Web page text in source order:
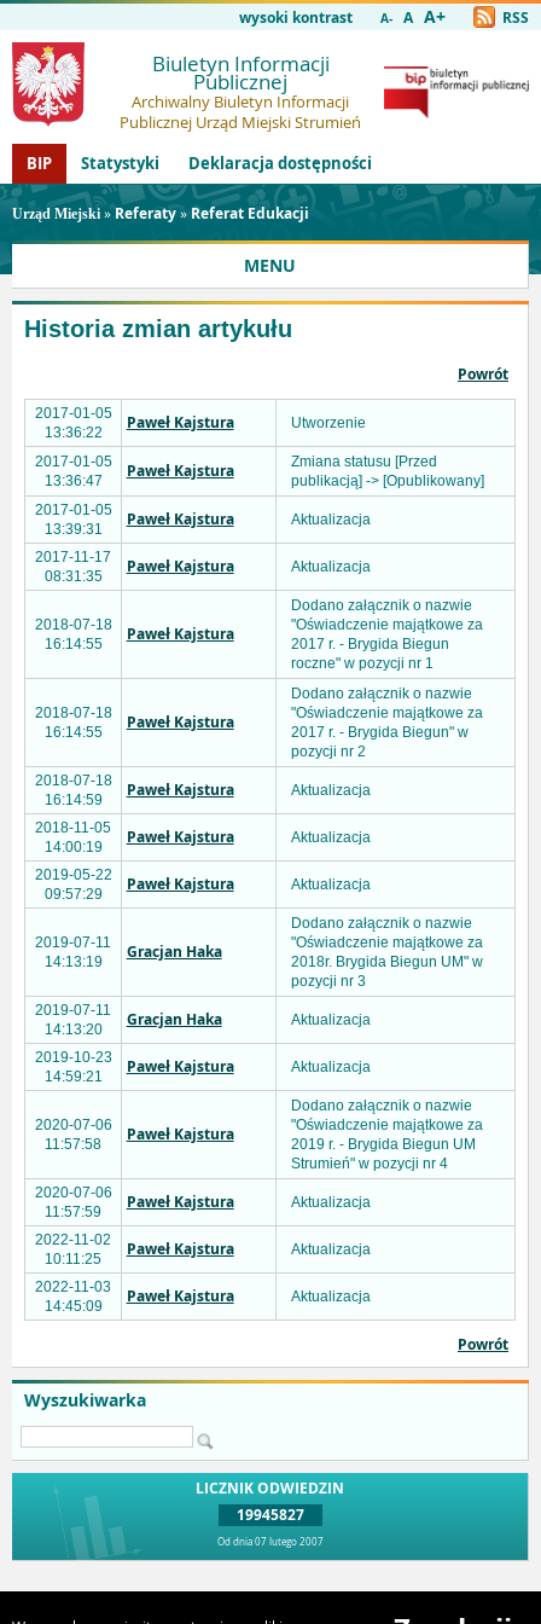
wysoki kontrast A- A A+ RSS
Biuletyn Informacji
Publicznej
Archiwalny Biuletyn Informacji
Publicznej Urząd Miejski Strumień
BIP
Statystyki Deklaracja dostępności
Urząd Miejski» Referaty» Referat Edukacji
MENU
Wyszukiwarka
LICZNIK ODWIEDZIN
19945827
Od dnia 07 lutego 2007
Historia zmian artykułu
Powrót
2017-01-05
13:36:22
Paweł Kajstura Utworzenie
2017-01-05
13:36:47
Paweł Kajstura
Zmiana statusu [Przed
publikacją] -> [Opublikowany]
2017-01-05
13:39:31
Paweł Kajstura Aktualizacja
2017-11-17
08:31:35
Paweł Kajstura Aktualizacja
2018-07-18
16:14:55
Paweł Kajstura
Dodano załącznik o nazwie
"Oświadczenie majątkowe za
2017 r. - Brygida Biegun
roczne" w pozycji nr 1
2018-07-18
16:14:55
Paweł Kajstura
Dodano załącznik o nazwie
"Oświadczenie majątkowe za
2017 r. - Brygida Biegun" w
pozycji nr 2
2018-07-18
16:14:59
Paweł Kajstura Aktualizacja
2018-11-05
14:00:19
Paweł Kajstura Aktualizacja
2019-05-22
09:57:29
Paweł Kajstura Aktualizacja
2019-07-11
14:13:19
Gracjan Haka
Dodano załącznik o nazwie
"Oświadczenie majątkowe za
2018r. Brygida Biegun UM" w
pozycji nr 3
2019-07-11
14:13:20
Gracjan Haka Aktualizacja
2019-10-23
14:59:21
Paweł Kajstura Aktualizacja
2020-07-06
11:57:58
Paweł Kajstura
Dodano załącznik o nazwie
"Oświadczenie majątkowe za
2019 r. - Brygida Biegun UM
Strumień" w pozycji nr 4
2020-07-06
11:57:59
Paweł Kajstura Aktualizacja
2022-11-02
10:11:25
Paweł Kajstura Aktualizacja
2022-11-03
14:45:09
Paweł Kajstura Aktualizacja
Powrót